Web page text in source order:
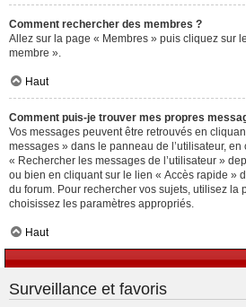
Comment rechercher des membres ?
Allez sur la page « Membres » puis cliquez sur
membre ».
Haut
Comment puis-je trouver mes propres
Vos messages peuvent être retrouvés en
messages » dans le panneau de l’utilisateur,
« Rechercher les messages de l’utilisateur »
ou bien en cliquant sur le lien « Accès rapide »
du forum. Pour rechercher vos sujets, utilisez la
choisissez les paramètres appropriés.
Haut
Surveillance et favoris